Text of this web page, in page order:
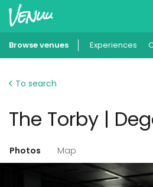
Wish
Add your
Browse venues Experiences
To search
The Torby |
Photos Map